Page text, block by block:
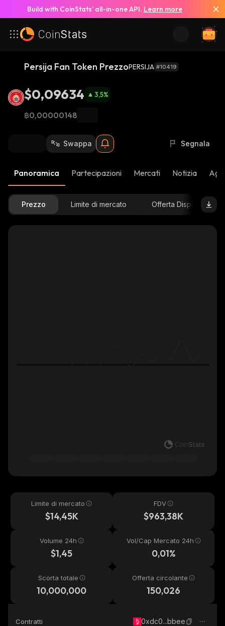
Build with CoinStats’ all-in-one API. Learn more
Persija Fan Token PrezzoPERSIJA #10419
$0,09634 3,5%
฿0,00000148
Swappa Segnala
Panoramica Partecipazioni Mercati Notizia
Prezzo Limite di mercato Offerta Disponibile
Limite di mercato
$14,45K
FDV
$963,38K
Volume 24h
$1,45
Vol/Cap Mercato 24h
0,01%
Scorta totale
10,000,000
Offerta circolante
150,026
Contratti 0xdc0...bbee